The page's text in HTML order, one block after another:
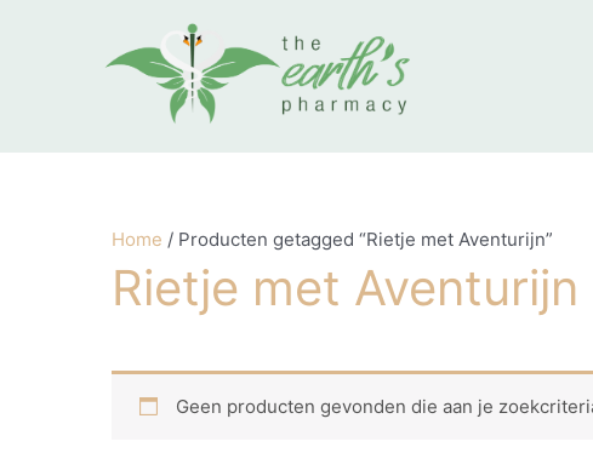
Home / Producten getagged “Rietje met Aventurijn”
Rietje met Aventurijn
Geen producten gevonden die aan je